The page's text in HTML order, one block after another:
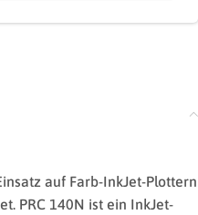
auf Farb-InkJet-Plottern
PRC 140N ist ein InkJet-